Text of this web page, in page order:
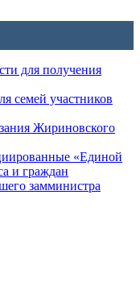
для получения
семей участников
Жириновского
«Единой
и граждан
замминистра